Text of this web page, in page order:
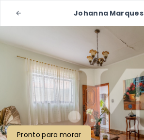
Johanna Marques
Pronto para morar